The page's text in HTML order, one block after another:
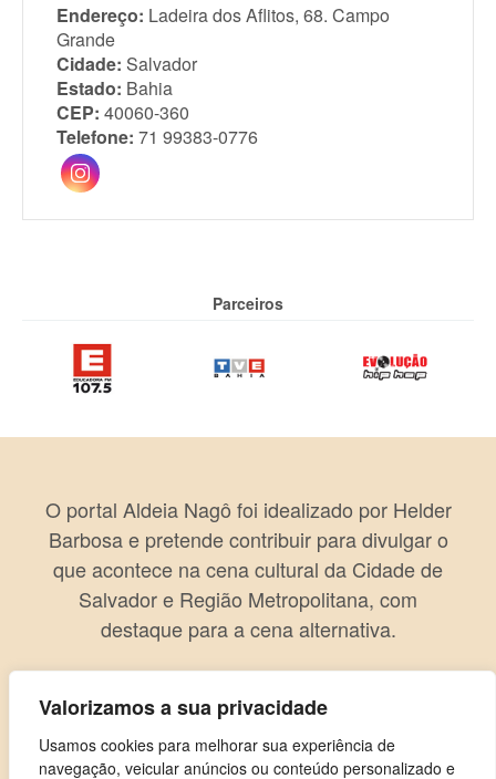
Valorizamos a sua privacidade
Usamos cookies para melhorar sua experiência de
navegação, veicular anúncios ou conteúdo personalizado e
Endereço: Ladeira dos Aflitos, 68. Campo
Grande
Cidade: Salvador
Estado: Bahia
CEP: 40060-360
Telefone: 71 99383-0776
Parceiros
O portal Aldeia Nagô foi idealizado por Helder
Barbosa e pretende contribuir para divulgar o
que acontece na cena cultural da Cidade de
Salvador e Região Metropolitana, com
destaque para a cena alternativa.